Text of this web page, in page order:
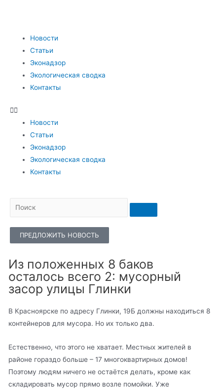
Новости
Статьи
Эконадзор
Экологическая сводка
Контакты
Новости
Статьи
Эконадзор
Экологическая сводка
Контакты
ПРЕДЛОЖИТЬ НОВОСТЬ
Из положенных 8 баков
осталось всего 2: мусорный
засор улицы Глинки
В Красноярске по адресу Глинки, 19Б должны находиться 8
контейнеров для мусора. Но их только два.
Естественно, что этого не хватает. Местных жителей в
районе гораздо больше – 17 многоквартирных домов!
Поэтому людям ничего не остаётся делать, кроме как
складировать мусор прямо возле помойки. Уже